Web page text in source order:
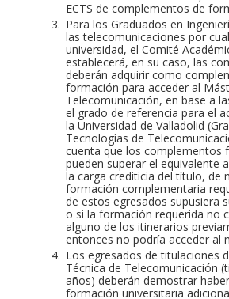
ECTS de complementos de
Para los Graduados en
las telecomunicaciones por
universidad, el Comité
establecerá, en su caso, las
deberán adquirir como
formación para acceder al
Telecomunicación, en base a
el grado de referencia para el
la Universidad de Valladolid
Tecnologías de
cuenta que los complementos
pueden superar el equivalente
la carga crediticia del título, de
formación complementaria
de estos egresados supusiera
o si la formación requerida no
alguno de los itinerarios
entonces no podría acceder al
Los egresados de titulaciones
Técnica de Telecomunicación
años) deberán demostrar
formación universitaria